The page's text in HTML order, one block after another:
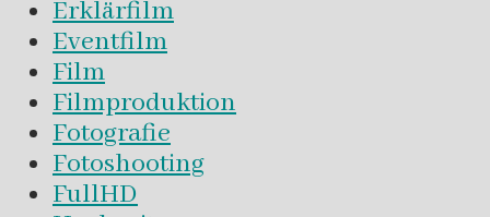
Erklärfilm
Eventfilm
Film
Filmproduktion
Fotografie
Fotoshooting
FullHD